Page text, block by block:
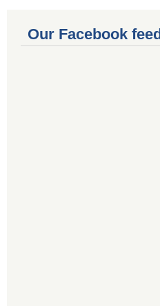
Our Facebook feed